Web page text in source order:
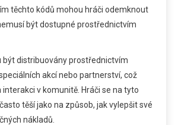
těchto kódů mohou hráči odemknout
být dostupné prostřednictvím
být distribuovány prostřednictvím
akcí nebo partnerství, což
v komunitě. Hráči se na tyto
těší jako na způsob, jak vylepšit své
nákladů.